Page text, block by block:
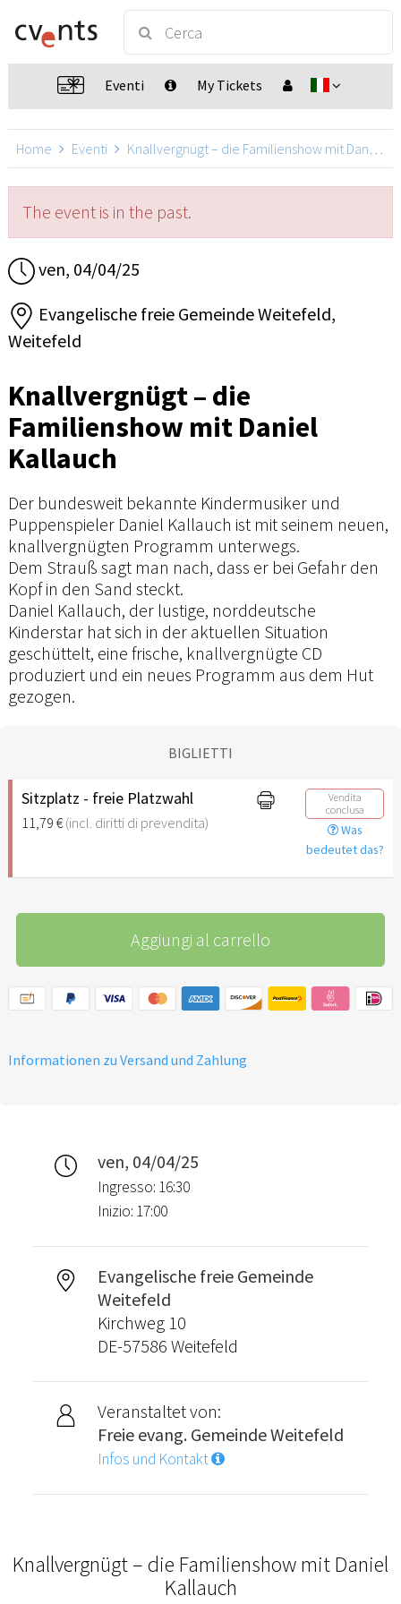
Eventi My Tickets
Home Eventi Knallvergnügt – die Familienshow mit Daniel Kallauch
The event is in the past.
ven, 04/04/25
Evangelische freie Gemeinde Weitefeld,
Weitefeld
Knallvergnügt – die
Familienshow mit Daniel
Kallauch
Der bundesweit bekannte Kindermusiker und
Puppenspieler Daniel Kallauch ist mit seinem neuen,
knallvergnügten Programm unterwegs.
Dem Strauß sagt man nach, dass er bei Gefahr den
Kopf in den Sand steckt.
Daniel Kallauch, der lustige, norddeutsche
Kinderstar hat sich in der aktuellen Situation
geschüttelt, eine frische, knallvergnügte CD
produziert und ein neues Programm aus dem Hut
gezogen.
BIGLIETTI
Sitzplatz - freie Platzwahl
11,79 €(incl. diritti di prevendita)
Vendita
conclusa
Was
bedeutet das?
Aggiungi al carrello
Informationen zu Versand und Zahlung
ven, 04/04/25
Ingresso: 16:30
Inizio: 17:00
Evangelische freie Gemeinde
Weitefeld
Kirchweg 10
DE-57586 Weitefeld
Veranstaltet von:
Freie evang. Gemeinde Weitefeld
Infos und Kontakt
Knallvergnügt – die Familienshow mit Daniel
Kallauch